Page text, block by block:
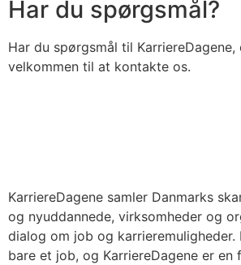
Har du spørgsmål?
Har du spørgsmål til
velkommen til at kontakte os.
KarriereDagene samler Danmarks
og nyuddannede, virksomheder og
dialog om job og karrieremuligheder.
bare et job, og KarriereDagene er en